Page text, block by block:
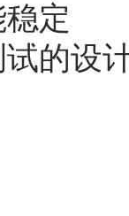
定
的设